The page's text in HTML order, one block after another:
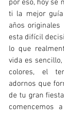
por eso, hoy se
ti la mejor
años
esta difícil
lo que
vida es
colores, el
adornos que
de tu gran
comencemos